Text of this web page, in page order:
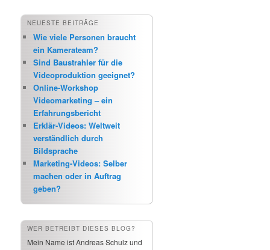
NEUESTE BEITRÄGE
Wie viele Personen braucht
ein Kamerateam?
Sind Baustrahler für die
Videoproduktion geeignet?
Online-Workshop
Videomarketing – ein
Erfahrungsbericht
Erklär-Videos: Weltweit
verständlich durch
Bildsprache
Marketing-Videos: Selber
machen oder in Auftrag
geben?
WER BETREIBT DIESES BLOG?
Mein Name ist Andreas Schulz und